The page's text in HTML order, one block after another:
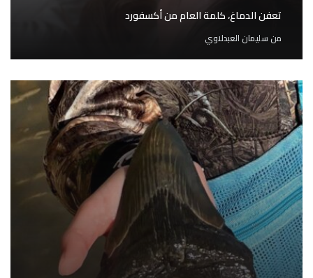
تعفن الدماغ، كلمة العام من أكسفورد
من سليمان العبدلاوي